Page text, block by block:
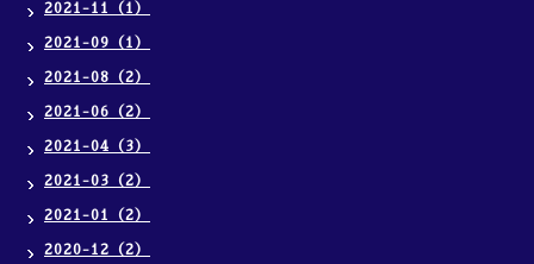
2021-11（1）
2021-09（1）
2021-08（2）
2021-06（2）
2021-04（3）
2021-03（2）
2021-01（2）
2020-12（2）